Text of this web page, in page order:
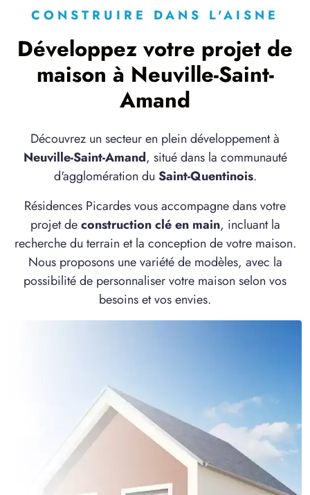
CONSTRUIRE DANS L'AISNE
Développez votre projet de
maison à Neuville-Saint-
Amand
Découvrez un secteur en plein développement à
Neuville-Saint-Amand, situé dans la communauté
d'agglomération du Saint-Quentinois.
Résidences Picardes vous accompagne dans votre
projet deconstruction clé en main, incluant la
recherche du terrain et la conception de votre maison.
Nous proposons une variété de modèles, avec la
possibilité de personnaliser votre maison selon vos
besoins et vos envies.